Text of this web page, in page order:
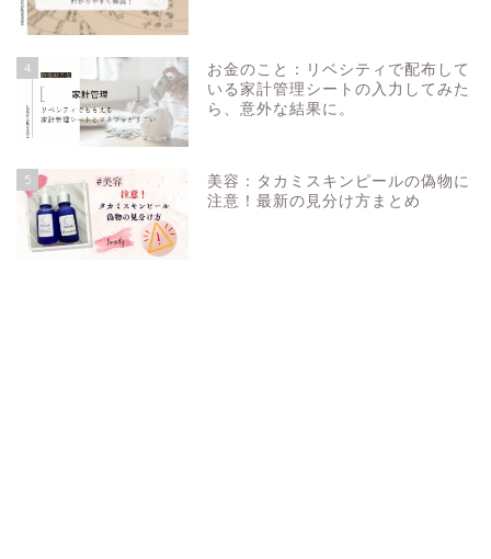
4
お金のこと：リベシティで配布して
いる家計管理シートの入力してみた
ら、意外な結果に。
5
美容：タカミスキンピールの偽物に
注意！最新の見分け方まとめ